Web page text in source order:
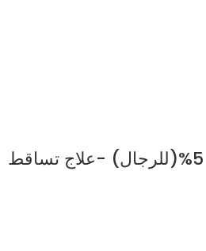
مينوكسيديل كيركلاند 5%(للرجال) -علاج تساقط